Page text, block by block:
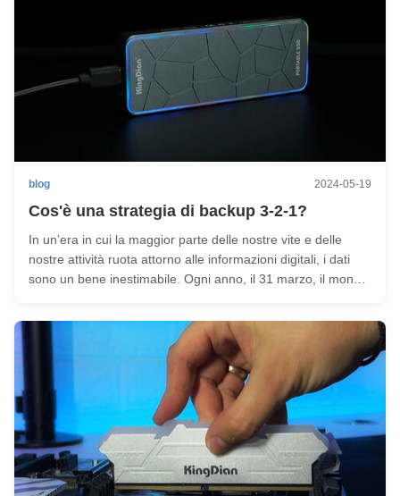
blog 2024-05-19
Cos'è una strategia di backup 3-2-1?
In un’era in cui la maggior parte delle nostre vite e delle
nostre attività ruota attorno alle informazioni digitali, i dati
sono un bene inestimabile. Ogni anno, il 31 marzo, il mondo
sensibilizzare sull’importanza del backup e della protezione